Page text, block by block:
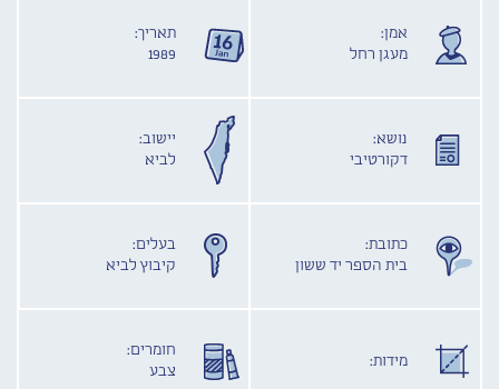
אמן:
מעגן רחל
תאריך:
1989
נושא:
דקורטיבי
יישוב:
לביא
כתובת:
בית הספר יד ששון
בעלים:
קיבוץ לביא
מידות:
חומרים:
צבע